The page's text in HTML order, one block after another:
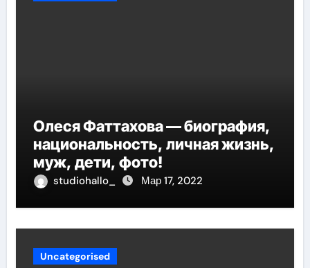
Олеся Фаттахова — биография,
национальность, личная жизнь,
муж, дети, фото!
studiohallo_ Мар 17, 2022
Uncategorised